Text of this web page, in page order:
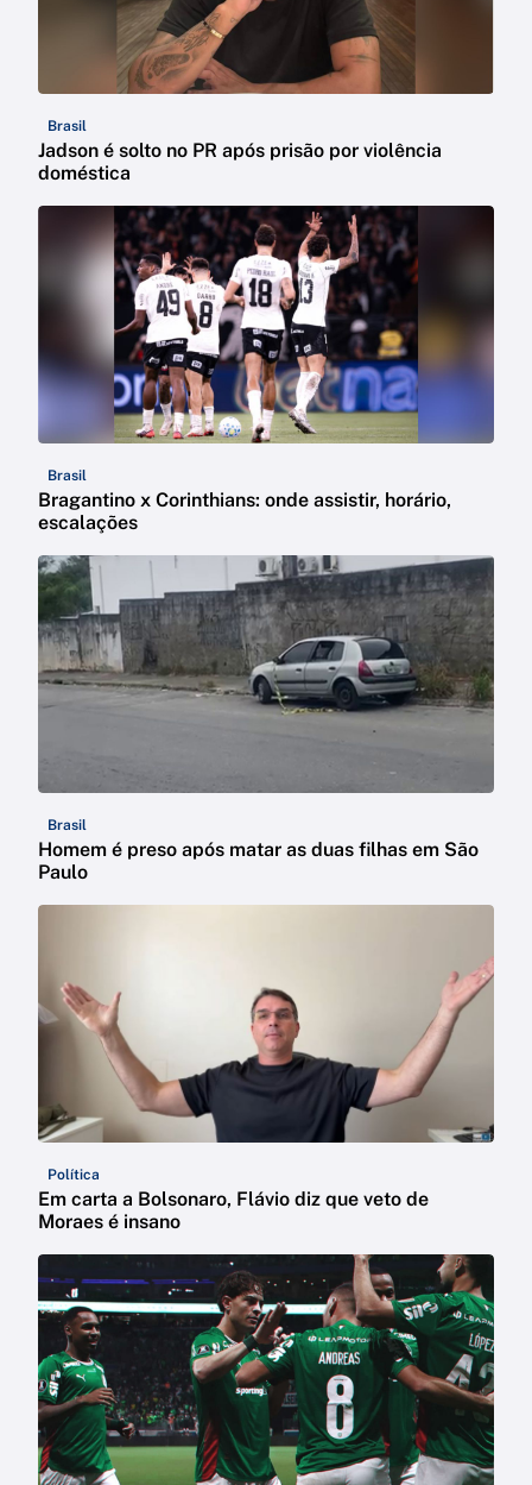
Brasil
Jadson é solto no PR após prisão por violência
doméstica
Brasil
Bragantino x Corinthians: onde assistir, horário,
escalações
Brasil
Homem é preso após matar as duas filhas em São
Paulo
Política
Em carta a Bolsonaro, Flávio diz que veto de
Moraes é insano